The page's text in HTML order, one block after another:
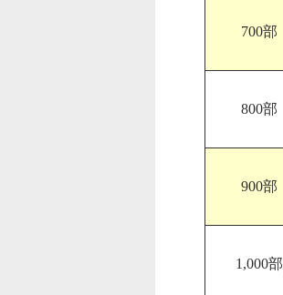
700部
800部
900部
1,000部